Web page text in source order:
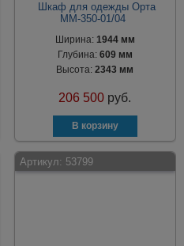
Шкаф для одежды Орта
ММ-350-01/04
Ширина: 1944 мм
Глубина: 609 мм
Высота:2343 мм
206 500 руб.
Артикул: 53799